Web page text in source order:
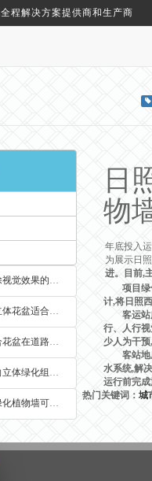
程解决方案提供商和生产商
作用外其他作用
合种什么植物
路绿化中的使用
组合花盆空间
可缓解员工压力
日
物
年底投入
为展示日
进。目前,
项目绿化
计,将日照
客运站广
行、人行
少人为干预
客站地底
水系统,解
运行前完成
热门关键词： 城